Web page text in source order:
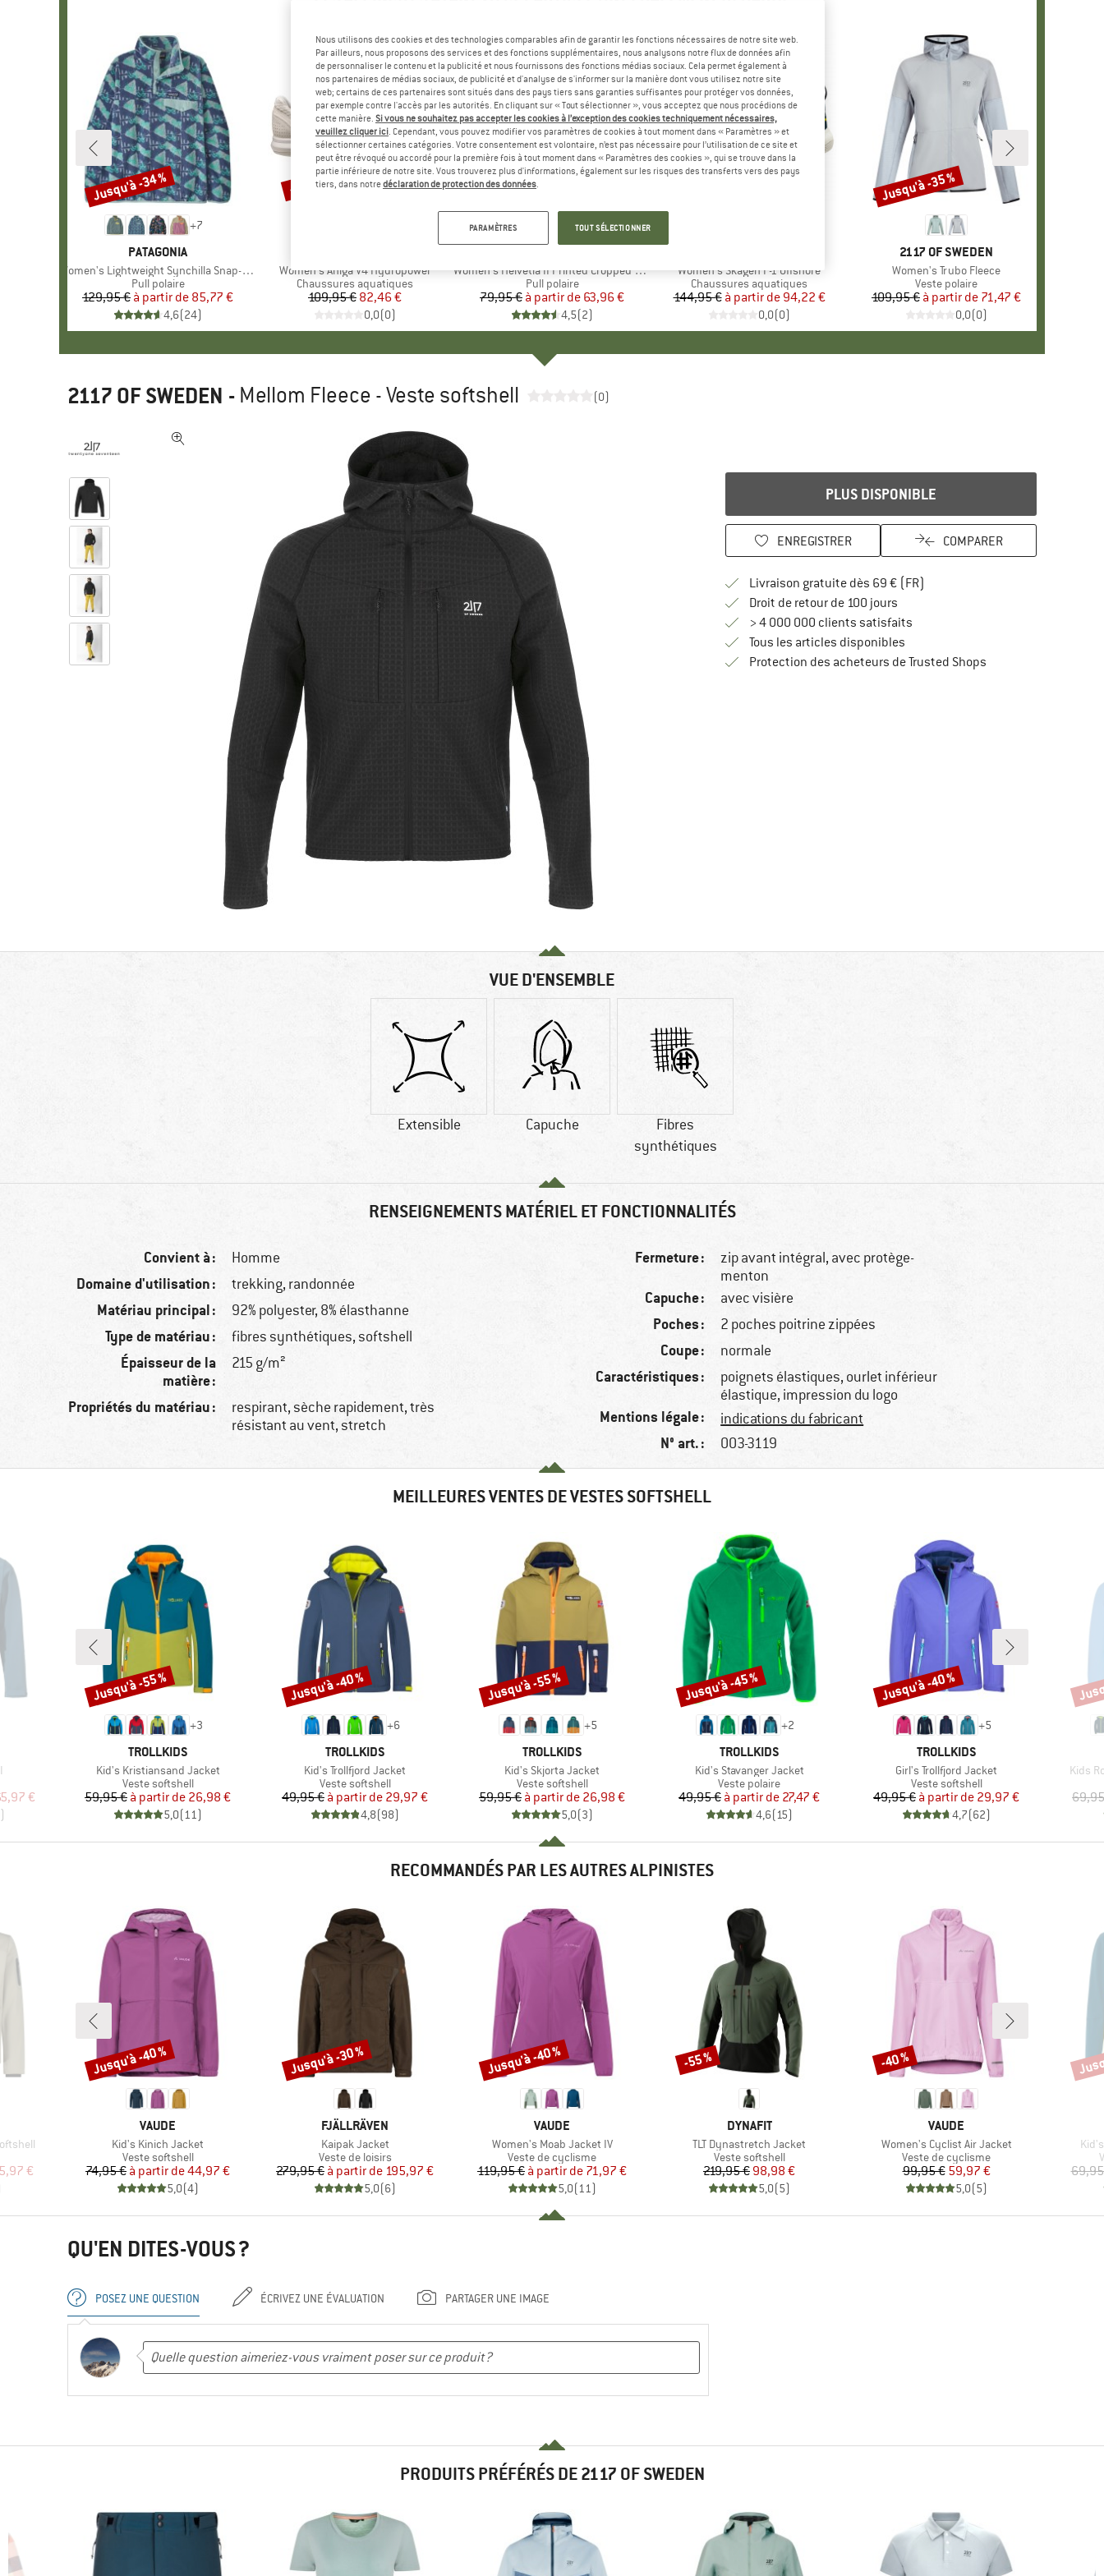
+7
MARQUE
PATAGONIA
Article
Women's Lightweight Synchilla Snap-T Fleece Pullover
Product group
Pull polaire
Prix
129,95 € Prix réduit
à partir de 85,77 €
4,6(24)
Remise
Jusqu'à -34 %
Article
Women's Ahiga V4 Hydropower
Product group
Chaussures aquatiques
Prix
109,95 €Prix réduit
82,46 €
0,0(0)
Remise
-25 %
+2
Article
Women's Helvetia II Printed Cropped Half Snap
Product group
Pull polaire
Prix
79,95 € Prix réduit
à partir de 63,96 €
4,5(2)
Remise
Jusqu'à -20 %
Article
Women's Skagen F-1 Offshore
Product group
Chaussures aquatiques
Prix
144,95 € Prix réduit
à partir de 94,22 €
0,0(0)
Jusqu'à -35 %
MARQUE
2117 OF SWEDEN
Article
Women's Trubo Fleece
Product group
Veste polaire
Prix
109,95 € Prix réduit
à partir de 71,47 €
0,0(0)
Remise
Jusqu'à -35 %
2117 OF SWEDEN - Mellom Fleece - Veste softshell (0)
PLUS DISPONIBLE
ENREGISTRER COMPARER
Livraison gratuite dès 69 € (FR)
Droit de retour de 100 joursTrouve les informations de
> 4 000 000 clients satisfaits
Tous les articles disponibles
Protection des acheteurs de Trusted ShopsTrouve toutes les
VUE D'ENSEMBLE
Extensible Capuche
Fibres
synthétiques
RENSEIGNEMENTS MATÉRIEL ET FONCTIONNALITÉS
Convient à : Homme
Domaine d'utilisation : trekking, randonnée
Matériau principal : 92% polyester, 8% élasthanne
Type de matériau : fibres synthétiques, softshell
Épaisseur de la
matière :
215 g/m²
Propriétés du matériau :
respirant, sèche rapidement, très
résistant au vent, stretch
Fermeture :
zip avant intégral, avec protège-
menton
Capuche : avec visière
Poches : 2 poches poitrine zippées
Coupe : normale
Caractéristiques :
poignets élastiques, ourlet inférieur
élastique, impression du logo
Mentions légale : indications du fabricant
N° art. : 003-3119
MEILLEURES VENTES DE VESTES SOFTSHELL
€
)
+3
MARQUE
TROLLKIDS
Article
Kid's Kristiansand Jacket
Product group
Veste softshell
Prix
59,95 € Prix réduit
à partir de 26,98 €
5,0(11)
Remise
Jusqu'à -55 %
+6
MARQUE
TROLLKIDS
Article
Kid's Trollfjord Jacket
Product group
Veste softshell
Prix
49,95 € Prix réduit
à partir de 29,97 €
4,8(98)
Remise
Jusqu'à -40 %
+5
MARQUE
TROLLKIDS
Article
Kid's Skjorta Jacket
Product group
Veste softshell
Prix
59,95 € Prix réduit
à partir de 26,98 €
5,0(3)
Remise
Jusqu'à -55 %
+2
MARQUE
TROLLKIDS
Article
Kid's Stavanger Jacket
Product group
Veste polaire
Prix
49,95 € Prix réduit
à partir de 27,47 €
4,6(15)
Remise
Jusqu'à -45 %
+5
MARQUE
TROLLKIDS
Article
Girl's Trollfjord Jacket
Product group
Veste softshell
Prix
49,95 € Prix réduit
à partir de 29,97 €
4,7(62)
Remise
Jusqu'à -40 %
Article
Kids
RECOMMANDÉS PAR LES AUTRES ALPINISTES
€
MARQUE
VAUDE
Article
Kid's Kinich Jacket
Product group
Veste softshell
Prix
74,95 € Prix réduit
à partir de44,97 €
5,0(4)
Remise
Jusqu'à -40 %
MARQUE
FJÄLLRÄVEN
Article
Kaipak Jacket
Product group
Veste de loisirs
Prix
279,95 € Prix réduit
à partir de 195,97 €
5,0(6)
Remise
Jusqu'à -30 %
MARQUE
VAUDE
Article
Women's Moab Jacket IV
Product group
Veste de cyclisme
Prix
119,95 € Prix réduit
à partir de 71,97 €
5,0(11)
Remise
Jusqu'à -40 %
MARQUE
DYNAFIT
Article
TLT Dynastretch Jacket
Product group
Veste softshell
Prix
219,95 €Prix réduit
98,98 €
5,0(5)
Remise
-55 %
MARQUE
VAUDE
Article
Women's Cyclist Air Jacket
Product group
Veste de cyclisme
Prix
99,95 €Prix réduit
59,97 €
5,0(5)
Remise
-40 %
QU'EN DITES-VOUS ?
POSEZ UNE QUESTION ÉCRIVEZ UNE ÉVALUATION PARTAGER UNE IMAGE
PRODUITS PRÉFÉRÉS DE 2117 OF SWEDEN
Nous utilisons des cookies et des technologies comparables afin de garantir les fonctions nécessaires de notre site web.
Par ailleurs, nous proposons des services et des fonctions supplémentaires, nous analysons notre flux de données afin
de personnaliser le contenu et la publicité et nous fournissons des fonctions médias sociaux. Cela permet également à
nos partenaires de médias sociaux, de publicité et d'analyse de s'informer sur la manière dont vous utilisez notre site
web; certains de ces partenaires sont situés dans des pays tiers sans garanties suffisantes pour protéger vos données,
par exemple contre l'accès par les autorités. En cliquant sur « Tout sélectionner », vous acceptez que nous procédions de
cette manière. Si vous ne souhaitez pas accepter les cookies à l’exception des cookies techniquement nécessaires,
veuillez cliquer ici. Cependant, vous pouvez modifier vos paramètres de cookies à tout moment dans « Paramètres » et
sélectionner certaines catégories. Votre consentement est volontaire, n’est pas nécessaire pour l’utilisation de ce site et
peut être révoqué ou accordé pour la première fois à tout moment dans « Paramètres des cookies », qui se trouve dans la
partie inférieure de notre site. Vous trouverez plus d'informations, également sur les risques des transferts vers des pays
tiers, dans notredéclaration de protection des données.
PARAMÈTRES TOUT SÉLECTIONNER